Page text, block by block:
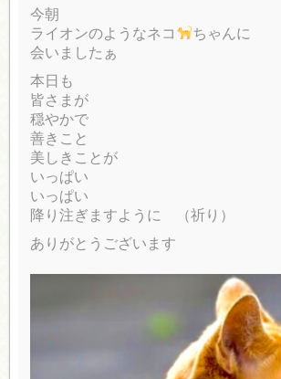
今朝
ライオンのようなネコ
ちゃんに
会いましたぁ
本日も
皆さまが
穏やかで
善きこと
美しきことが
いっぱい
いっぱい
降り注ぎますように （祈り）
ありがとうございます